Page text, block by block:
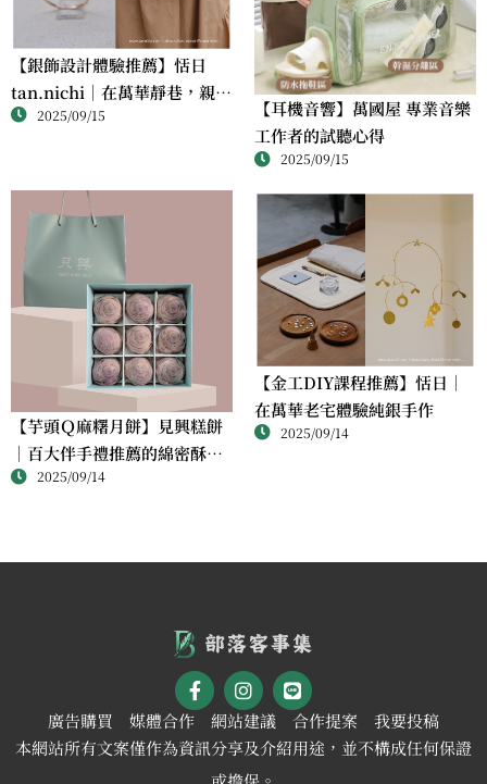
【銀飾設計體驗推薦】恬日
tan.nichi｜在萬華靜巷，親手
完成屬於自己的銀戒
2025/09/15
【耳機音響】萬國屋 專業音樂
工作者的試聽心得
2025/09/15
【芋頭Ｑ麻糬月餅】見興糕餅
｜百大伴手禮推薦的綿密酥香
新體驗2025/09/14
【金工DIY課程推薦】恬日｜
在萬華老宅體驗純銀手作
2025/09/14
廣告購買 媒體合作 網站建議 合作提案
我要投稿
本網站所有文案僅作為資訊分享及介紹用途，並不構成任何保證